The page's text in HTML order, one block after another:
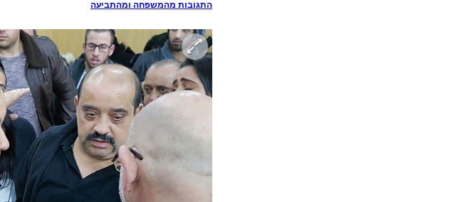
התגובות מהמשפחה ומהתביעה